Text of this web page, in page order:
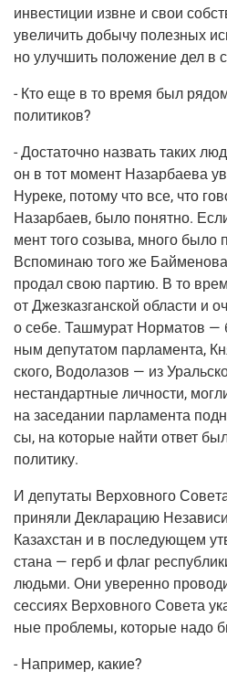
инве­сти­ции извне и свои
уве­ли­чить добы­чу полез­ных
но улуч­шить поло­же­ние дел в
- Кто еще в то вре­мя был
политиков?
- Доста­точ­но назвать таких
он в тот момент Назар­ба­е­ва
Нуре­ке, пото­му что все, что
Назар­ба­ев, было понят­но.
мент того созы­ва, мно­го было
Вспо­ми­наю того же
про­дал свою пар­тию. В то
от Джез­каз­ган­ской обла­сти и
о себе. Таш­му­рат Нор­ма­тов —
ным депу­та­том пар­ла­мен­та,
ско­го, Водо­ла­зов — из
нестан­дарт­ные лич­но­сти,
на засе­да­нии пар­ла­мен­та
сы, на кото­рые най­ти ответ
политику.
И депу­та­ты Вер­хов­но­го
при­ня­ли Декла­ра­цию
Казах­стан и в после­ду­ю­щем
ста­на — герб и флаг
людь­ми. Они уве­рен­но
сес­си­ях Вер­хов­но­го Сове­та
ные про­бле­мы, кото­рые надо
- Напри­мер, какие?